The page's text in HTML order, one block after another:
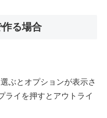
る場合
ぶとオプションが表示さ
ライを押すとアウトライ